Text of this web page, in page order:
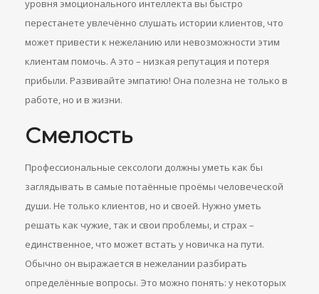
уровня эмоционального интеллекта вы быстро
перестанете увлечённо слушать истории клиентов, что
может привести к нежеланию или невозможности этим
клиентам помочь. А это – низкая репутация и потеря
прибыли. Развивайте эмпатию! Она полезна не только в
работе, но и в жизни.
Смелость
Профессиональные сексологи должны уметь как бы
заглядывать в самые потаённые проёмы человеческой
души. Не только клиентов, но и своей. Нужно уметь
решать как чужие, так и свои проблемы, и страх –
единственное, что может встать у новичка на пути.
Обычно он выражается в нежелании разбирать
определённые вопросы. Это можно понять: у некоторых